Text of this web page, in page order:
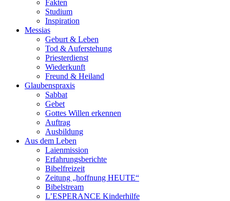
Fakten
Studium
Inspiration
Messias
Geburt & Leben
Tod & Auferstehung
Priesterdienst
Wiederkunft
Freund & Heiland
Glaubenspraxis
Sabbat
Gebet
Gottes Willen erkennen
Auftrag
Ausbildung
Aus dem Leben
Laienmission
Erfahrungsberichte
Bibelfreizeit
Zeitung „hoffnung HEUTE“
Bibelstream
L’ESPERANCE Kinderhilfe